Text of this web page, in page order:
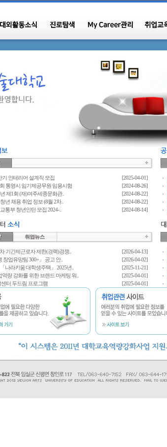
기 인테리어 설계직 모집
[2025-04-01]
통영시 임기제공무원 임용시험
[2024-08-26]
제1회 (재)여주세종문화관..
[2024-08-22]
년 채용 취업 정보 (8월 2차..
[2024-08-22]
통부 청년인턴 모집 2024-..
[2024-08-14]
기간제근로자 제한(경력)경쟁..
[2026-04-13]
창업유망팀 300+」 공고 안..
[2026-04-02]
나라키움 대학생주택」 2025년..
[2025-11-21]
량 강화를 위한 브랜드 마케팅 워..
[2025-04-01]
터 두드림 프로그램
[2025-04-01]